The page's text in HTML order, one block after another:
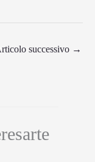
successivo →